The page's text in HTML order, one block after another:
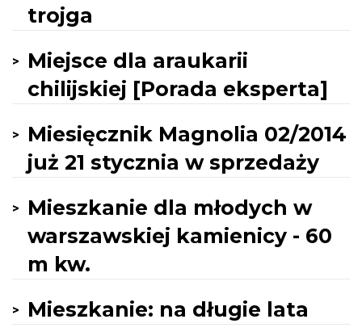
trojga
Miejsce dla araukarii
chilijskiej [Porada eksperta]
Miesięcznik Magnolia 02/2014
już 21 stycznia w sprzedaży
Mieszkanie dla młodych w
warszawskiej kamienicy - 60
m kw.
Mieszkanie: na długie lata